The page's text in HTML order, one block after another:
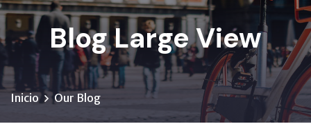
Blog Large View
Inicio Our Blog